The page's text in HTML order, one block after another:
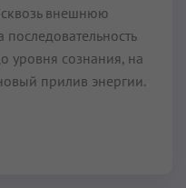
сквозь внешнюю
уровня сознания, на
прилив энергии.